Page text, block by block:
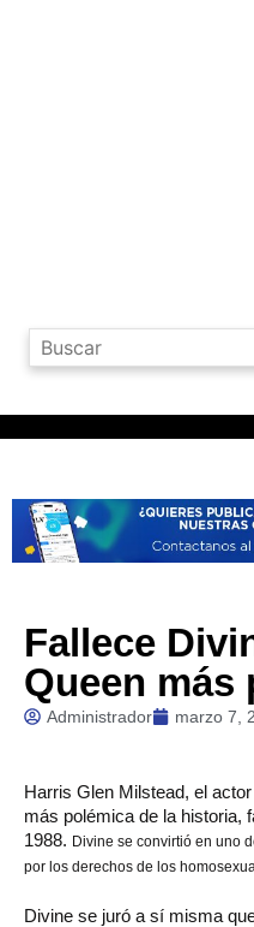
Fallece
Queen más
Administrador marzo 7,
Harris Glen Milstead, el
más polémica de la historia,
1988. Divine se convirtió en uno
por los derechos de los
Divine se juró a sí misma